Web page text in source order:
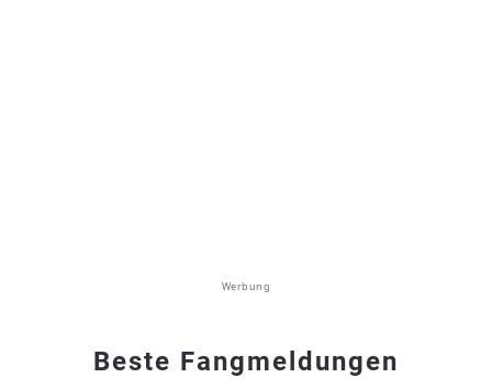
Werbung
Beste Fangmeldungen